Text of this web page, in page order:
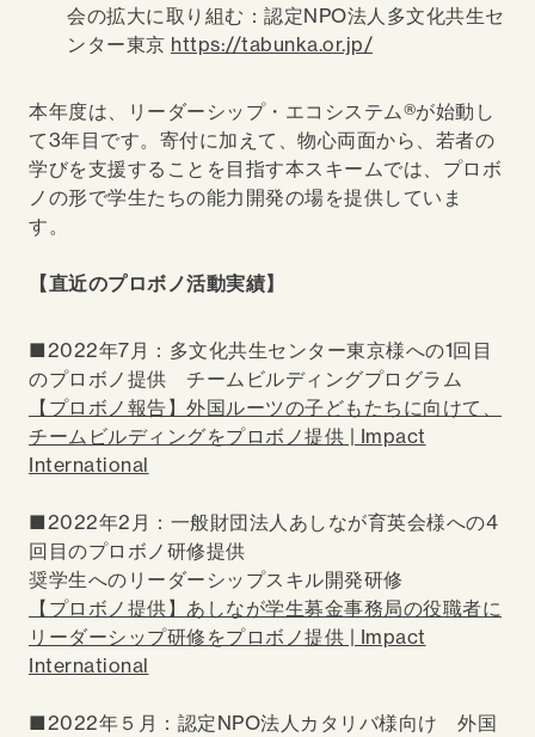
会の拡大に取り組む：認定NPO法人多文化共生セ
ンター東京 https://tabunka.or.jp/
本年度は、リーダーシップ・エコシステム®が始動し
て3年目です。寄付に加えて、物心両面から、若者の
学びを支援することを目指す本スキームでは、プロボ
ノの形で学生たちの能力開発の場を提供していま
す。
【直近のプロボノ活動実績】
■2022年7月：多文化共生センター東京様への1回目
のプロボノ提供 チームビルディングプログラム
【プロボノ報告】外国ルーツの子どもたちに向けて、
チームビルディングをプロボノ提供 | Impact
International
■2022年2月：一般財団法人あしなが育英会様への4
回目のプロボノ研修提供
奨学生へのリーダーシップスキル開発研修
【プロボノ提供】あしなが学生募金事務局の役職者に
リーダーシップ研修をプロボノ提供 | Impact
International
■2022年５月：認定NPO法人カタリバ様向け 外国